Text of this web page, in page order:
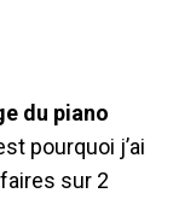
du piano
pourquoi j’ai
sur 2